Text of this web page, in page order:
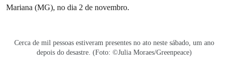
Mariana (MG), no dia 2 de novembro.
Cerca de mil pessoas estiveram presentes no ato neste sábado, um ano
depois do desastre. (Foto: ©Julia Moraes/Greenpeace)